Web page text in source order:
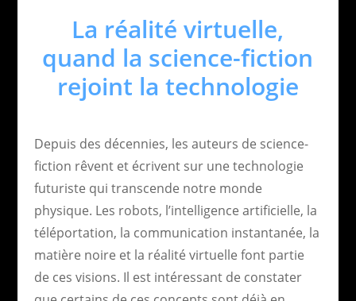
La réalité virtuelle,
quand la science-fiction
rejoint la technologie
Depuis des décennies, les auteurs de science-
fiction rêvent et écrivent sur une technologie
futuriste qui transcende notre monde
physique. Les robots, l’intelligence artificielle, la
téléportation, la communication instantanée, la
matière noire et la réalité virtuelle font partie
de ces visions. Il est intéressant de constater